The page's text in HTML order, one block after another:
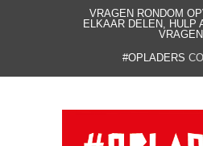
VRAGEN RONDOM
ELKAAR DELEN, HULP
VRAGEN
#OPLADERS